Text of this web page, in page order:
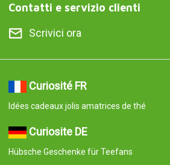
Contatti e servizio clienti
Scrivici ora
Curiosité FR
Idées cadeaux jolis amatrices de thé
Curiosite DE
Hübsche Geschenke für Teefans